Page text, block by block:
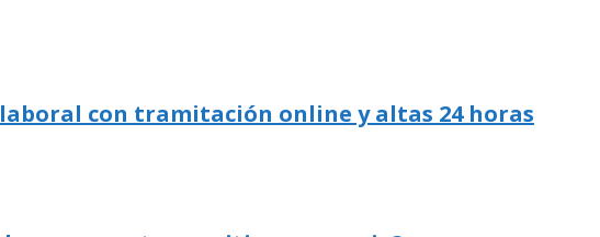
con tramitación online y altas 24 horas